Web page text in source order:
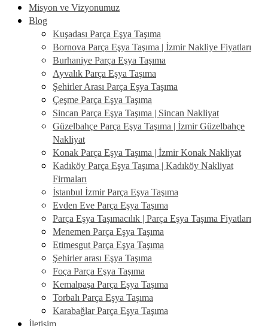
Misyon ve Vizyonumuz
Blog
Kuşadası Parça Eşya Taşıma
Bornova Parça Eşya Taşıma | İzmir Nakliye Fiyatları
Burhaniye Parça Eşya Taşıma
Ayvalık Parça Eşya Taşıma
Şehirler Arası Parça Eşya Taşıma
Çeşme Parça Eşya Taşıma
Sincan Parça Eşya Taşıma | Sincan Nakliyat
Güzelbahçe Parça Eşya Taşıma | İzmir Güzelbahçe
Nakliyat
Konak Parça Eşya Taşıma | İzmir Konak Nakliyat
Kadıköy Parça Eşya Taşıma | Kadıköy Nakliyat
Firmaları
İstanbul İzmir Parça Eşya Taşıma
Evden Eve Parça Eşya Taşıma
Parça Eşya Taşımacılık | Parça Eşya Taşıma Fiyatları
Menemen Parça Eşya Taşıma
Etimesgut Parça Eşya Taşıma
Şehirler arası Eşya Taşıma
Foça Parça Eşya Taşıma
Kemalpaşa Parça Eşya Taşıma
Torbalı Parça Eşya Taşıma
Karabağlar Parça Eşya Taşıma
İletişim